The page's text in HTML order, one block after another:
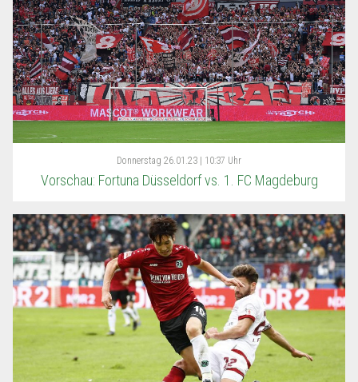
Donnerstag 26.01.23 | 10:37 Uhr
Vorschau: Fortuna Düsseldorf vs. 1. FC Magdeburg